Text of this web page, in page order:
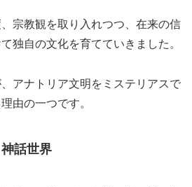
宗教観を取り入れつつ、在来の信
独自の文化を育てていきました。
アナトリア文明をミステリアスで
由の一つです。
話世界